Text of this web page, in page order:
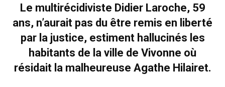
Le multirécidiviste Didier Laroche, 59
ans, n’aurait pas du être remis en liberté
par la justice, estiment hallucinés les
habitants de la ville de Vivonne où
résidait la malheureuse Agathe Hilairet.